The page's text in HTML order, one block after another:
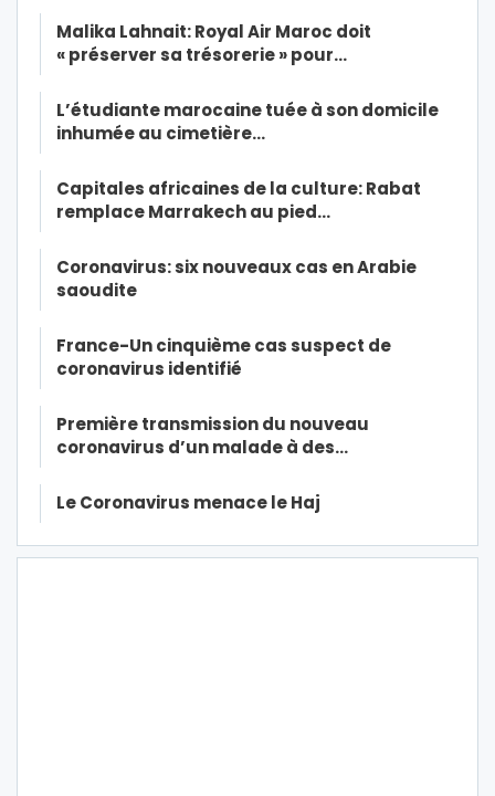
Malika Lahnait: Royal Air Maroc doit
« préserver sa trésorerie » pour…
L’étudiante marocaine tuée à son domicile
inhumée au cimetière…
Capitales africaines de la culture: Rabat
remplace Marrakech au pied…
Coronavirus: six nouveaux cas en Arabie
saoudite
France-Un cinquième cas suspect de
coronavirus identifié
Première transmission du nouveau
coronavirus d’un malade à des…
Le Coronavirus menace le Haj